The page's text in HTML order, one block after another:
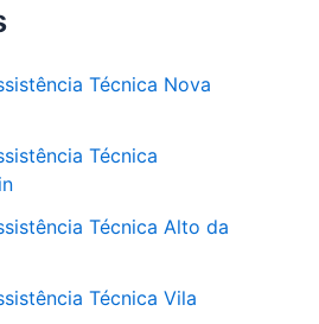
Técnica Nova
Técnica
Técnica Alto da
Técnica Vila